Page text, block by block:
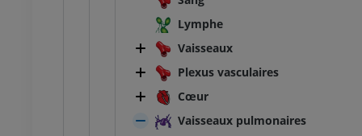
Lymphe
Vaisseaux
Plexus vasculaires
Cœur
Vaisseaux pulmonaires